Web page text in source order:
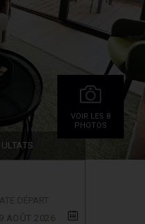
VOIR LES 8
PHOTOS
AOÛT 2026